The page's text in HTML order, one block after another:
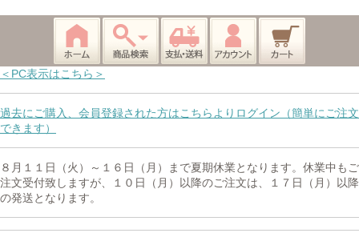
＜PC表示はこちら＞
過去にご購入、会員登録された方はこちらよりログイン（簡単にご注文
できます）
８月１１日（火）～１６日（月）まで夏期休業となります。休業中もご
注文受付致しますが、１０日（月）以降のご注文は、１７日（月）以降
の発送となります。